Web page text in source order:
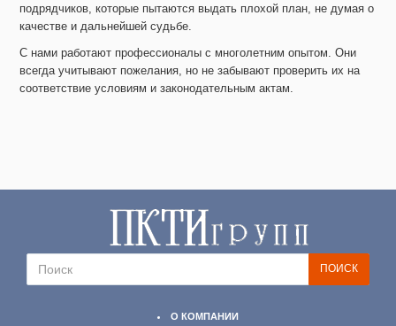
подрядчиков, которые пытаются выдать плохой план, не думая о
качестве и дальнейшей судьбе.
С нами работают профессионалы с многолетним опытом. Они
всегда учитывают пожелания, но не забывают проверить их на
соответствие условиям и законодательным актам.
О КОМПАНИИ